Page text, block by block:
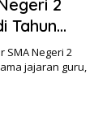
2
Tahun
SMA Negeri 2
jajaran guru,